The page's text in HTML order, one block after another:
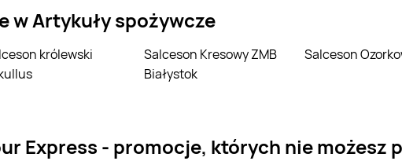
w Artykuły spożywcze
Salceson Kresowy ZMB
Białystok
Salceson
Express - promocje, których nie możesz